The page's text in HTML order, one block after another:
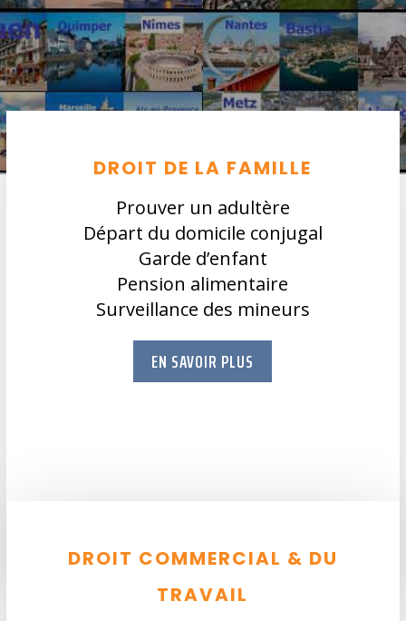
DROIT DE LA FAMILLE
Prouver un adultère
Départ du domicile conjugal
Garde d’enfant
Pension alimentaire
Surveillance des mineurs
EN SAVOIR PLUS
DROIT COMMERCIAL & DU
TRAVAIL